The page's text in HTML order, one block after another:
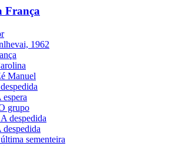
França
1962
Manuel
grupo
despedida
sementeira